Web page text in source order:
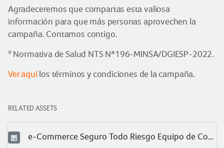
Agradeceremos que compartas esta valiosa
información para que más personas aprovechen la
campaña. Contamos contigo.
*Normativa de Salud NTS Nª196-MINSA/DGIESP-2022.
Ver aquílos términos y condiciones de la campaña.
RELATED ASSETS
e-Commerce Seguro Todo Riesgo Equipo de Contratista (TREC)